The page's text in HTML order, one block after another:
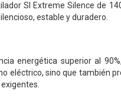
SI Extreme Silence de
estable y duradero.
energética superior al
eléctrico, sino que también